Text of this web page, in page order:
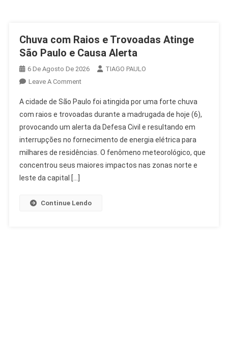
Chuva com Raios e Trovoadas Atinge
São Paulo e Causa Alerta
6 De Agosto De 2026
TIAGO PAULO
Leave A CommentOn
Com
Raios
E
Trovoadas
Atinge
São
A cidade de São Paulo foi atingida por uma forte chuva
com raios e trovoadas durante a madrugada de hoje (6),
provocando um alerta da Defesa Civil e resultando em
interrupções no fornecimento de energia elétrica para
milhares de residências. O fenômeno meteorológico, que
concentrou seus maiores impactos nas zonas norte e
leste da capital […]
Continue Lendo